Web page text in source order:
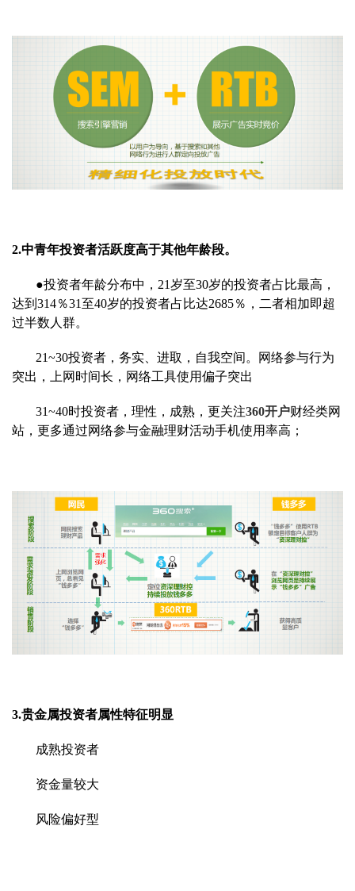
2.中青年投资者活跃度高于其他年龄段。
●投资者年龄分布中，21岁至30岁的投资者占比最高，
达到314％31至40岁的投资者占比达2685％，二者相加即超
过半数人群。
21~30投资者，务实、进取，自我空间。网络参与行为
突出，上网时间长，网络工具使用偏子突出
31~40时投资者，理性，成熟，更关注360开户财经类网
站，更多通过网络参与金融理财活动手机使用率高；
3.贵金属投资者属性特征明显
成熟投资者
资金量较大
风险偏好型